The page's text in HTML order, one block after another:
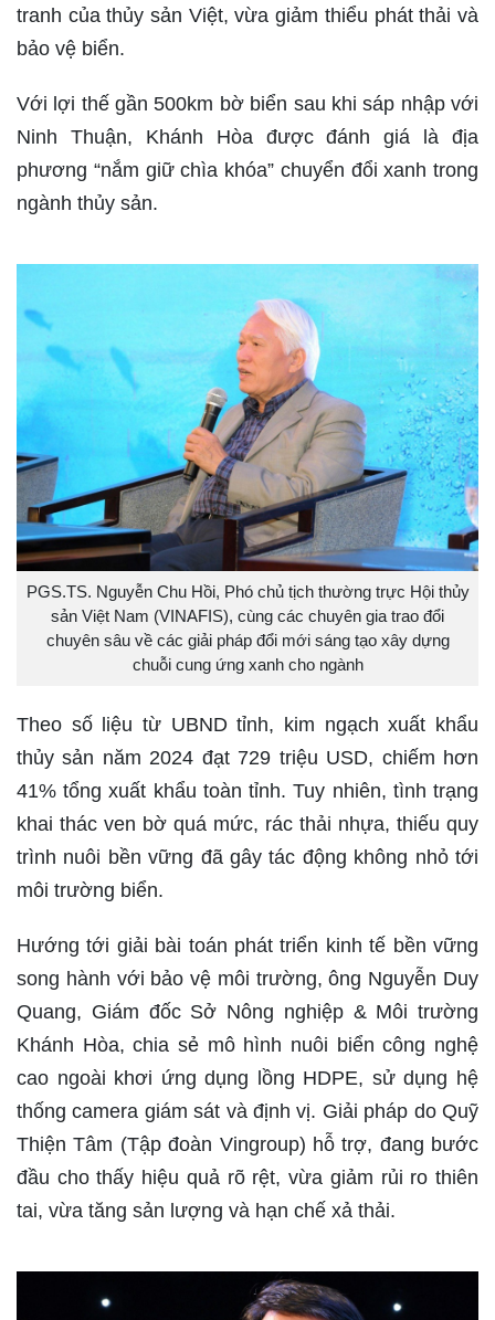
tranh của thủy sản Việt, vừa giảm thiểu phát thải và
bảo vệ biển.
Với lợi thế gần 500km bờ biển sau khi sáp nhập với
Ninh Thuận, Khánh Hòa được đánh giá là địa
phương “nắm giữ chìa khóa” chuyển đổi xanh trong
ngành thủy sản.
PGS.TS. Nguyễn Chu Hồi, Phó chủ tịch thường trực Hội thủy
sản Việt Nam (VINAFIS), cùng các chuyên gia trao đổi
chuyên sâu về các giải pháp đổi mới sáng tạo xây dựng
chuỗi cung ứng xanh cho ngành
Theo số liệu từ UBND tỉnh, kim ngạch xuất khẩu
thủy sản năm 2024 đạt 729 triệu USD, chiếm hơn
41% tổng xuất khẩu toàn tỉnh. Tuy nhiên, tình trạng
khai thác ven bờ quá mức, rác thải nhựa, thiếu quy
trình nuôi bền vững đã gây tác động không nhỏ tới
môi trường biển.
Hướng tới giải bài toán phát triển kinh tế bền vững
song hành với bảo vệ môi trường, ông Nguyễn Duy
Quang, Giám đốc Sở Nông nghiệp & Môi trường
Khánh Hòa, chia sẻ mô hình nuôi biển công nghệ
cao ngoài khơi ứng dụng lồng HDPE, sử dụng hệ
thống camera giám sát và định vị. Giải pháp do Quỹ
Thiện Tâm (Tập đoàn Vingroup) hỗ trợ, đang bước
đầu cho thấy hiệu quả rõ rệt, vừa giảm rủi ro thiên
tai, vừa tăng sản lượng và hạn chế xả thải.